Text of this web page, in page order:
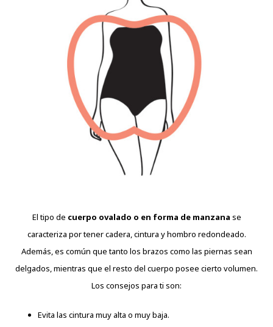
El tipo de cuerpo ovalado o en forma de manzana se
caracteriza por tener cadera, cintura y hombro redondeado.
Además, es común que tanto los brazos como las piernas sean
delgados, mientras que el resto del cuerpo posee cierto volumen.
Los consejos para ti son:
Evita las cintura muy alta o muy baja.